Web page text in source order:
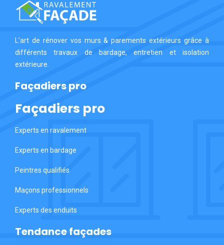
L’art de rénover vos murs & parements extérieurs grâce à
différents travaux de bardage, entretien et isolation
extérieure.
Façadiers pro
Façadiers pro
Experts en ravalement
Experts en bardage
Peintres qualifiés
Maçons professionnels
Experts des enduits
Tendance façades